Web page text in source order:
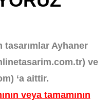
Ayhaner
ve
‘a aittir.
veya tamamının